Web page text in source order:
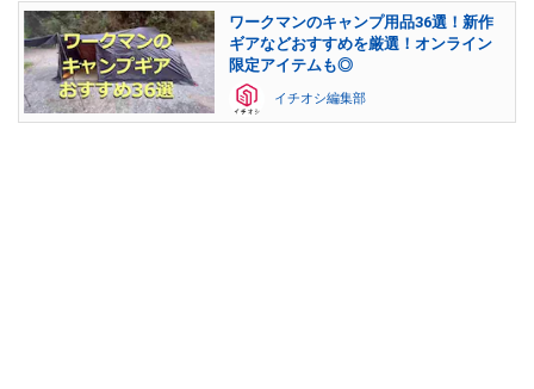
ワークマンのキャンプ用品36選！新作
ギアなどおすすめを厳選！オンライン
限定アイテムも◎
イチオシ編集部